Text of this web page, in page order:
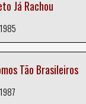
Já Rachou
1985
Tão Brasileiros
1987